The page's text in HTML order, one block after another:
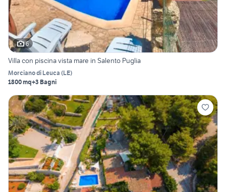
6
Villa con piscina vista mare in Salento Puglia
Morciano di Leuca (LE)
1800 mq+3 Bagni